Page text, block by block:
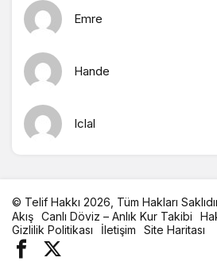
Emre
Hande
Iclal
© Telif Hakkı 2026, Tüm Hakları
Akış Canlı Döviz – Anlık Kur Takibi
Gizlilik Politikası
İletişim Site Haritası